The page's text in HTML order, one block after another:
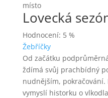
místo
Lovecká
Hodnocení: 5 %
Žebříčky
Od začátku
ždímá svůj prachbídný
nudnějším,
vymyslí historku o